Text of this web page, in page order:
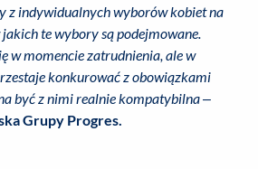
z indywidualnych wyborów kobiet na
te wybory są podejmowane.
w momencie zatrudnienia, ale w
konkurować z obowiązkami
być z nimi realnie kompatybilna–
Grupy Progres.